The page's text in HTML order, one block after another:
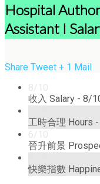
Hospital
Assistant I
Share Tweet + 1 Mail
8/10
收入 Salary - 8/
工時合理 Hours -
6/10
晉升前景
快樂指數